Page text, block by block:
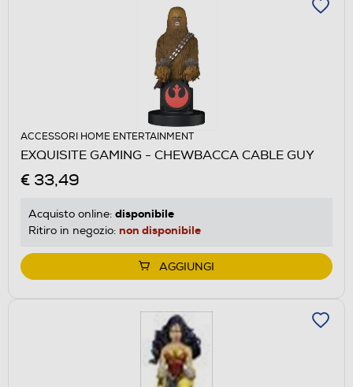
ACCESSORI HOME ENTERTAINMENT
EXQUISITE GAMING - CHEWBACCA CABLE GUY
€ 33,49
Acquisto online: disponibile
Ritiro in negozio: non disponibile
AGGIUNGI